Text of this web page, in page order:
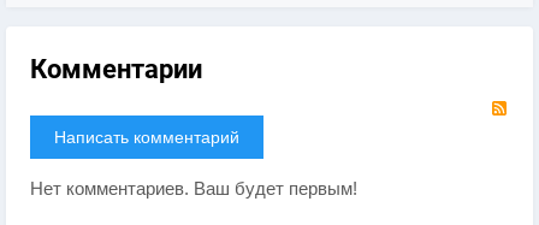
Комментарии
Написать комментарий
Нет комментариев. Ваш будет первым!